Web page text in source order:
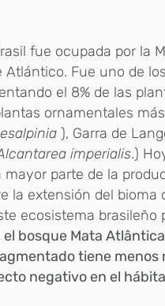
fue ocupada por la
Fue uno de
el 8% de las
ornamentales
), Garra de
imperialis.)
parte de la
la extensión del bioma
ecosistema brasileño
el bosque Mata
tiene menos
negativo en el